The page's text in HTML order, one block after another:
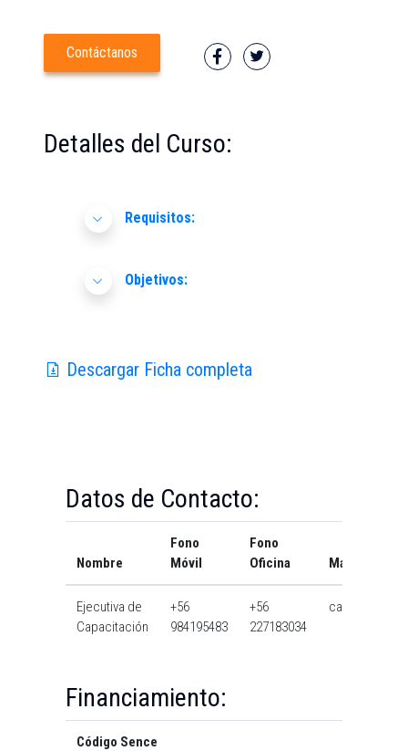
Contáctanos
Detalles del Curso:
Requisitos:
Objetivos:
Descargar Ficha completa
Datos de Contacto:
Nombre
Fono
Móvil
Fono
Oficina
Mail
Ejecutiva de
Capacitación
+56
984195483
+56
227183034
cai@usach.cl
Financiamiento:
Código Sence